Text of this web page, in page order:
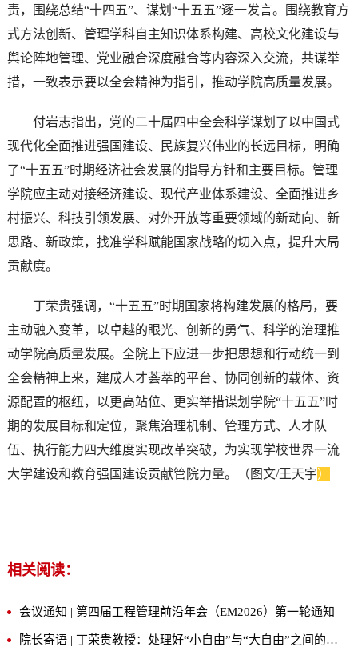
责，围绕总结“十四五”、谋划“十五五”逐一发言。围绕教育方
式方法创新、管理学科自主知识体系构建、高校文化建设与
舆论阵地管理、党业融合深度融合等内容深入交流，共谋举
措，一致表示要以全会精神为指引，推动学院高质量发展。
付岩志指出，党的二十届四中全会科学谋划了以中国式
现代化全面推进强国建设、民族复兴伟业的长远目标，明确
了“十五五”时期经济社会发展的指导方针和主要目标。管理
学院应主动对接经济建设、现代产业体系建设、全面推进乡
村振兴、科技引领发展、对外开放等重要领域的新动向、新
思路、新政策，找准学科赋能国家战略的切入点，提升大局
贡献度。
丁荣贵强调，“十五五”时期国家将构建发展的格局，要
主动融入变革，以卓越的眼光、创新的勇气、科学的治理推
动学院高质量发展。全院上下应进一步把思想和行动统一到
全会精神上来，建成人才荟萃的平台、协同创新的载体、资
源配置的枢纽，以更高站位、更实举措谋划学院“十五五”时
期的发展目标和定位，聚焦治理机制、管理方式、人才队
伍、执行能力四大维度实现改革突破，为实现学校世界一流
大学建设和教育强国建设贡献管院力量。（图文/王天宇）
相关阅读：
会议通知 | 第四届工程管理前沿年会（EM2026）第一轮通知
院长寄语 | 丁荣贵教授：处理好“小自由”与“大自由”之间的关系